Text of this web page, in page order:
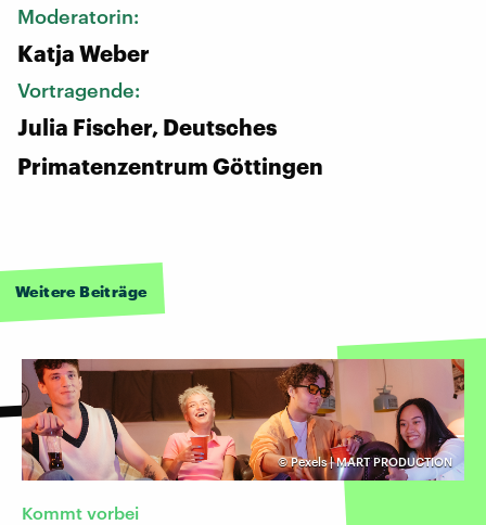
Moderatorin:
Katja Weber
Vortragende:
Julia Fischer, Deutsches
Primatenzentrum Göttingen
Weitere Beiträge
©Pexels | MART PRODUCTION
Kommt vorbei